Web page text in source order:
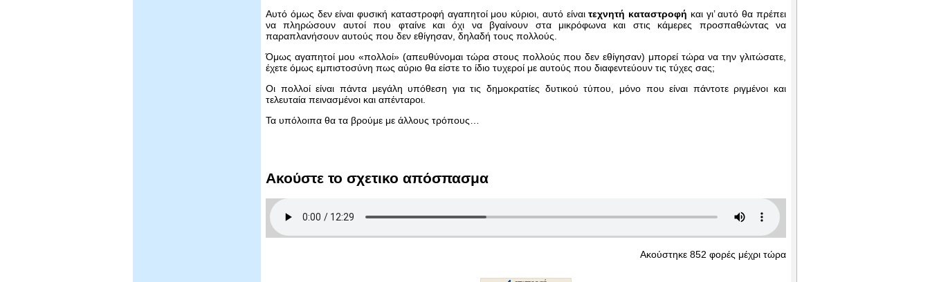
Αυτό όμως δεν είναι φυσική καταστροφή αγαπητοί μου κύριοι, αυτό είναιτεχνητή καταστροφή και γι’ αυτό θα πρέπει
να πληρώσουν αυτοί που φταίνε και όχι να βγαίνουν στα μικρόφωνα και στις κάμερες προσπαθώντας να
παραπλανήσουν αυτούς που δεν εθίγησαν, δηλαδή τους πολλούς.
Όμως αγαπητοί μου «πολλοί» (απευθύνομαι τώρα στους πολλούς που δεν εθίγησαν) μπορεί τώρα να την γλιτώσατε,
έχετε όμως εμπιστοσύνη πως αύριο θα είστε το ίδιο τυχεροί με αυτούς που διαφεντεύουν τις τύχες σας;
Οι πολλοί είναι πάντα μεγάλη υπόθεση για τις δημοκρατίες δυτικού τύπου, μόνο που είναι πάντοτε ριγμένοι και
τελευταία πεινασμένοι και απένταροι.
Τα υπόλοιπα θα τα βρούμε με άλλους τρόπους…
Ακούστε το σχετικο απόσπασμα
Ακούστηκε 852 φορές μέχρι τώρα